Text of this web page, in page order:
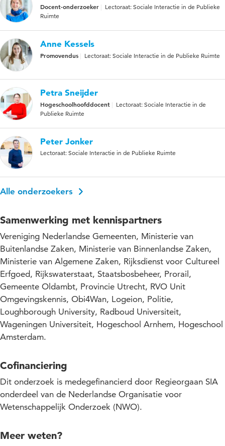
Docent-onderzoeker
Lectoraat: Sociale Interactie in de Publieke
Ruimte
Anne Kessels
Promovendus Lectoraat: Sociale Interactie in de Publieke Ruimte
Petra Sneijder
Hogeschoolhoofddocent
Lectoraat: Sociale Interactie in de
Publieke Ruimte
Peter Jonker
Lectoraat: Sociale Interactie in de Publieke Ruimte
Alle onderzoekers
Samenwerking met kennispartners
Vereniging Nederlandse Gemeenten, Ministerie van
Buitenlandse Zaken, Ministerie van Binnenlandse Zaken,
Ministerie van Algemene Zaken, Rijksdienst voor Cultureel
Erfgoed, Rijkswaterstaat, Staatsbosbeheer, Prorail,
Gemeente Oldambt, Provincie Utrecht, RVO Unit
Omgevingskennis, Obi4Wan, Logeion, Politie,
Loughborough University, Radboud Universiteit,
Wageningen Universiteit, Hogeschool Arnhem, Hogeschool
Amsterdam.
Cofinanciering
Dit onderzoek is medegefinancierd door Regieorgaan SIA
onderdeel van de Nederlandse Organisatie voor
Wetenschappelijk Onderzoek (NWO).
Meer weten?